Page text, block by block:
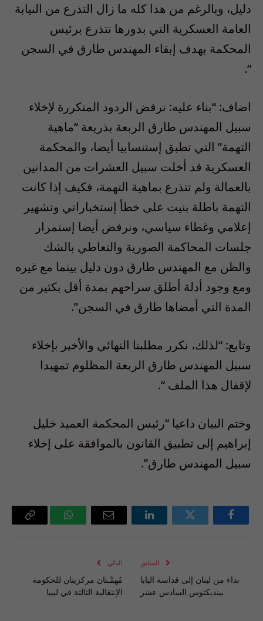
دليل، وبالرغم من هذا كله ما زال التذرع من النيابة
العامة العسكرية التي بدورها تتذرع برئيس
المحكمة بهدف إبقاء المهندس طارق في السجن
“.
اضاف: “بناء عليه: نرفض الردود المتكررة لإخلاء
سبيل المهندس طارق الربعة بذريعة “ماهية
التهمة” التي تطبق إستنسابيا أيضا، والمحكمة
العسكرية قد أخلت سبيل العشرات من المدانين
بالعمالة ولم تتذرع بماهية التهمة، فكيف إذا كانت
التهمة باطلة بنيت على خطأ إستخباراتي وتشهير
إعلامي وغطاء سياسي، ونرفض أيضا إستمرار
جلسات المحاكمة الصورية والتعاطي بالشك
والظن مع المهندس طارق دون دليل بينما مع غيره
ومع وجود أدلة أطلق سراحهم بمدة أقل بكثير من
المدة التي أمضاها طارق في السجن”.
وتابع: “لذلك، نكرر مطلبنا النهائي والأخير بإخلاء
سبيل المهندس طارق الربعة المظلوم تمهيدا
لإقفال هذا الملف “.
وختم البيان داعيا “رئيس المحكمة العميد خليل
إبراهيم إلى تطبيق القانون بالموافقة على إخلاء
سبيل المهندس طارق”.
فيسبوك تويتر لينكدإن
البريد
واتساب Copy
السابق
نداء من لبنان إلى قداسة البابا
بينديكتوس السادس عشر
التالي
مُهمَّـتان مركزيتان للحكومة
الإنتقالية الثالثة في ليبيا